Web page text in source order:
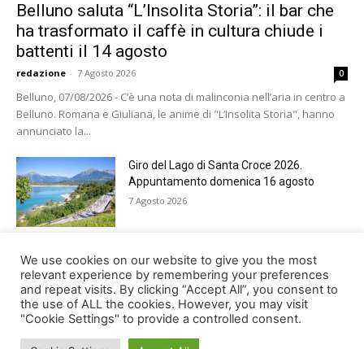
Belluno saluta “L’Insolita Storia”: il bar che
ha trasformato il caffè in cultura chiude i
battenti il 14 agosto
redazione - 7 Agosto 2026 0
Belluno, 07/08/2026 - C’è una nota di malinconia nell’aria in centro a
Belluno. Romana e Giuliana, le anime di "L’Insolita Storia", hanno
annunciato la...
Giro del Lago di Santa Croce 2026.
Appuntamento domenica 16 agosto
7 Agosto 2026
Belluno rende omaggio ai cugini
Alessandro e Andrea Bristot
6 Agosto 2026
We use cookies on our website to give you the most
relevant experience by remembering your preferences
and repeat visits. By clicking “Accept All”, you consent to
the use of ALL the cookies. However, you may visit
"Cookie Settings" to provide a controlled consent.